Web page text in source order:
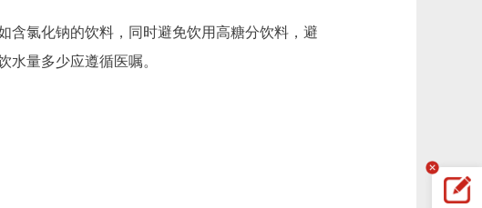
氯化钠的饮料，同时避免饮用高糖分饮料，避
水量多少应遵循医嘱。